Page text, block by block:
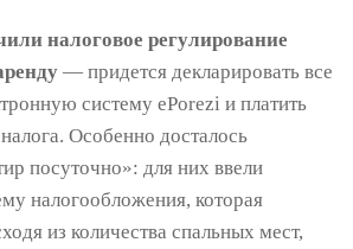
налоговое регулирование
— придется декларировать все
систему ePorezi и платить
Особенно досталось
посуточно»: для них ввели
налогообложения, которая
из количества спальных мест,